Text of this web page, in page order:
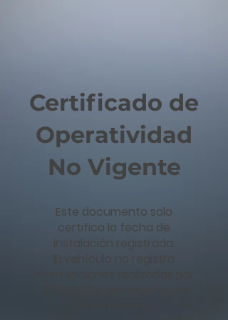
Certificado de
Operatividad
No Vigente
Este documento solo
certifica la fecha de
instalación registrada.
El vehículo no registra